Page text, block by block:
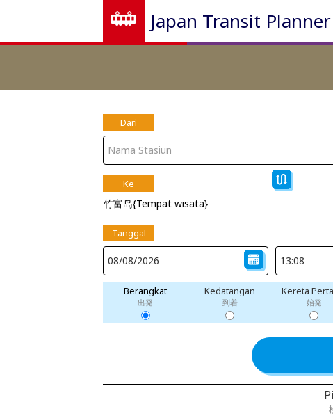
Japan Transit Planner
Dari
Ke
竹富岛{Tempat wisata}
Tanggal
Berangkat
出発
Kedatangan
到着
Kereta
始発